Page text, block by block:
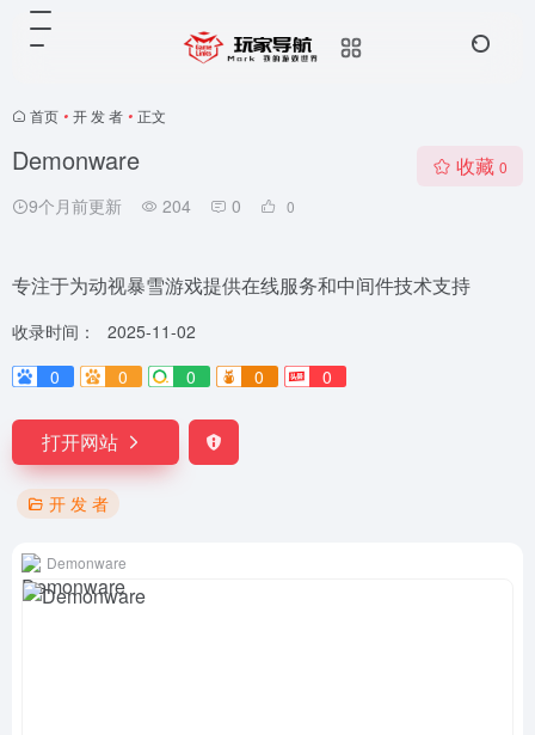
首页 • 开 发 者 • 正文
Demonware
9个月前更新 204 0 0
收藏 0
专注于为动视暴雪游戏提供在线服务和中间件技术支持
收录时间：
2025-11-02
0
0 0 0 0
打开网站
开 发 者
Demonware